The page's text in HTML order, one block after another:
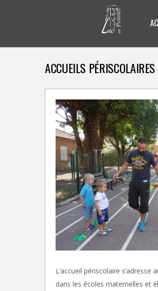
ACCUEILS PÉRISCOLAIRES
L’accueil périscolaire
dans les écoles maternelles et